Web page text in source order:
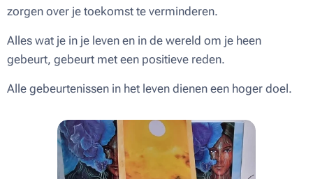
zorgen over je toekomst te verminderen.
Alles wat je in je leven en in de wereld om je heen
gebeurt, gebeurt met een positieve reden.
Alle gebeurtenissen in het leven dienen een hoger doel.